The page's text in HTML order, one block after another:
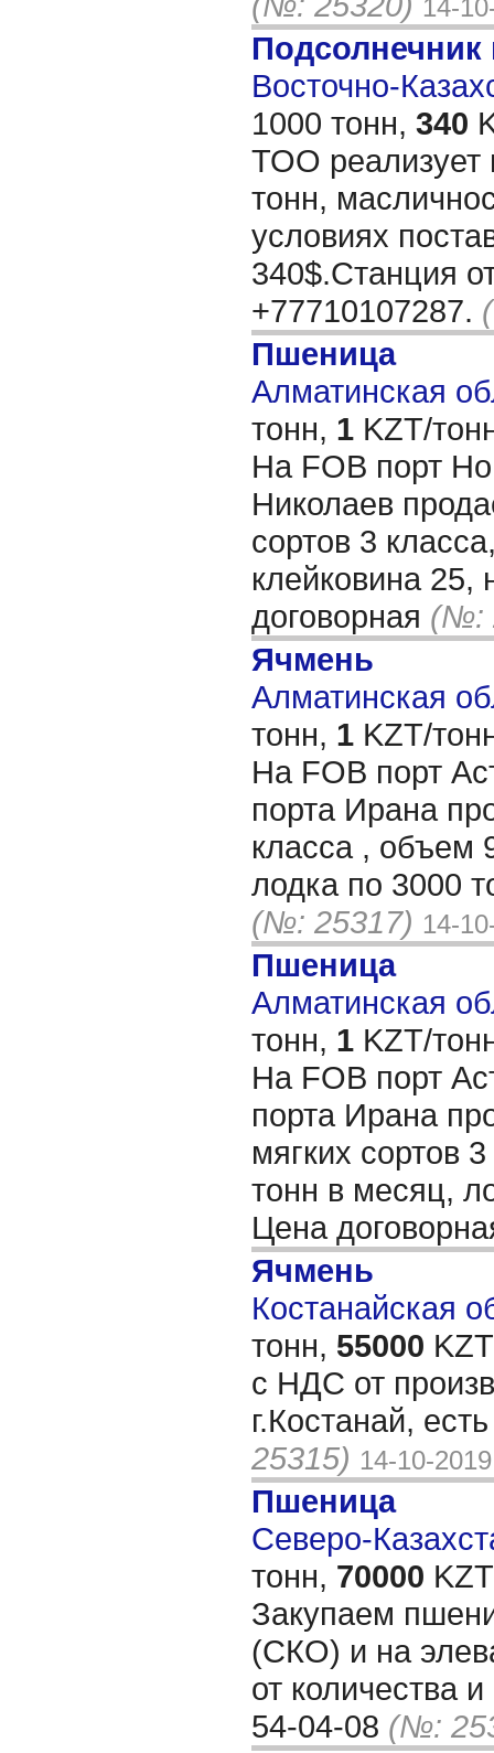
14-
Восточно-
1000 тонн, 340
ТОО реализует
тонн,
условиях
340$.Станция
+77710107287.
Пшеница
Алматинская
тонн, 1 KZT/
На FOB порт
Николаев
сортов 3
клейковина 25,
договорная (№:
Ячмень
Алматинская
тонн, 1 KZT/
На FOB порт
порта Ирана
класса , объем
лодка по 3000
(№: 25317) 14-
Пшеница
Алматинская
тонн, 1 KZT/
На FOB порт
порта Ирана
мягких сортов
тонн в месяц,
Цена
Ячмень
Костанайская
тонн, 55000
с НДС от
г.Костанай,
25315) 14-10-2019
Пшеница
Северо-
тонн, 70000
Закупаем
(СКО) и на
от количества
54-04-08 (№: